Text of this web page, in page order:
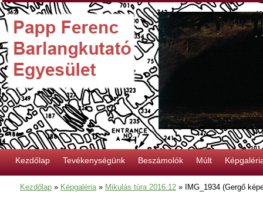
Kezdőlap Tevékenységünk Beszámolók Múlt
Kezdőlap » Képgaléria» Mikulás túra 2016.12 » IMG_1934 (Gergő